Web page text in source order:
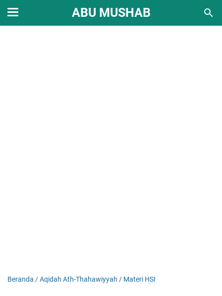
ABU MUSHAB
Beranda /Aqidah Ath-Thahawiyyah / Materi HSI